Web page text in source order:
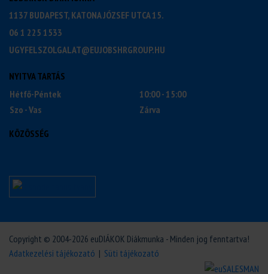
1137 BUDAPEST, KATONA JÓZSEF UTCA 15.
06 1 225 1533
UGYFELSZOLGALAT@EUJOBSHRGROUP.HU
NYITVA TARTÁS
Hétfő-Péntek
10:00 - 15:00
Szo - Vas
Zárva
KÖZÖSSÉG
Copyright © 2004-2026 euDIÁKOK Diákmunka - Minden jog fenntartva!
Adatkezelési tájékozató | Süti tájékozató